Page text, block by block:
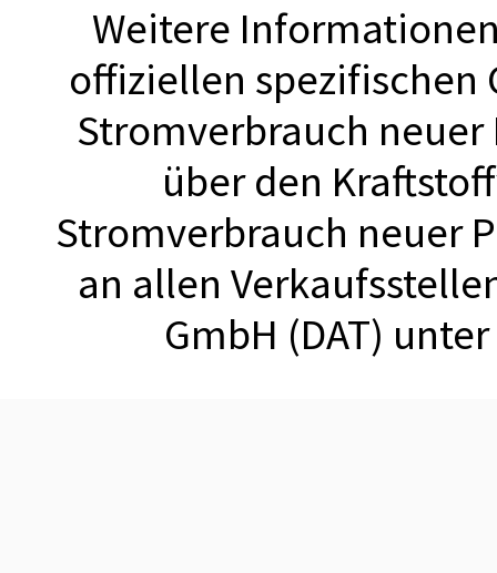
Weitere
offiziellen spezifischen
Stromverbrauch
über den
Stromverbrauch neuer
an allen
GmbH (DAT) unter